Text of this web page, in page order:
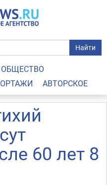
Найти
ОБЩЕСТВО
АВТОРСКОЕ
60 лет 8